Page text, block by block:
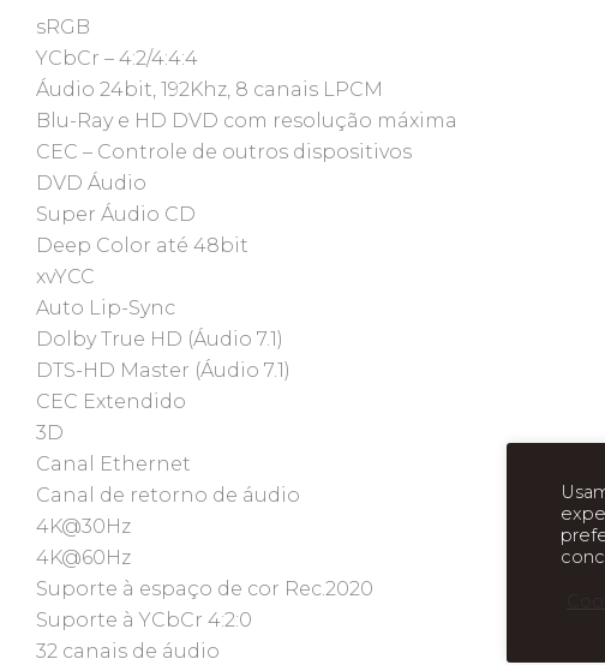
sRGB
YCbCr – 4:2/4:4:4
Áudio 24bit, 192Khz, 8 canais LPCM
Blu-Ray e HD DVD com resolução máxima
CEC – Controle de outros dispositivos
DVD Áudio
Super Áudio CD
Deep Color até 48bit
xvYCC
Auto Lip-Sync
Dolby True HD (Áudio 7.1)
DTS-HD Master (Áudio 7.1)
CEC Extendido
3D
Canal Ethernet
Canal de retorno de áudio
4K@30Hz
4K@60Hz
Suporte à espaço de cor Rec.2020
Suporte à YCbCr 4:2:0
32 canais de áudio